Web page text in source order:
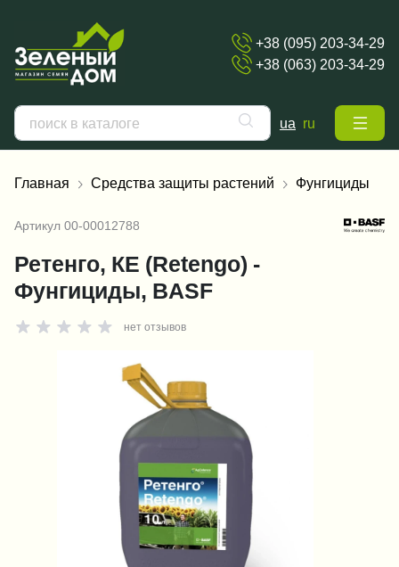
+38 (095) 203-34-29
+38 (063) 203-34-29
ua ru
Главная Средства защиты растений Фунгициды
Артикул 00-00012788
Ретенго, КЕ (Retengo) -
Фунгициды, BASF
нет отзывов